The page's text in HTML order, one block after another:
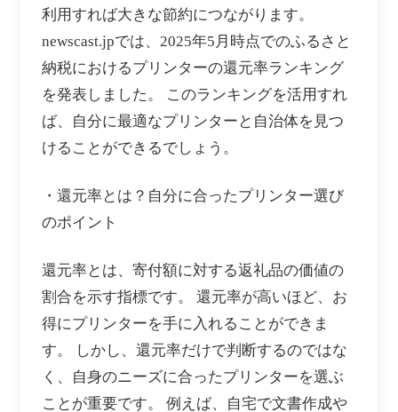
利用すれば大きな節約につながります。
newscast.jpでは、2025年5月時点でのふるさと
納税におけるプリンターの還元率ランキング
を発表しました。 このランキングを活用すれ
ば、自分に最適なプリンターと自治体を見つ
けることができるでしょう。
・還元率とは？自分に合ったプリンター選び
のポイント
還元率とは、寄付額に対する返礼品の価値の
割合を示す指標です。 還元率が高いほど、お
得にプリンターを手に入れることができま
す。 しかし、還元率だけで判断するのではな
く、自身のニーズに合ったプリンターを選ぶ
ことが重要です。 例えば、自宅で文書作成や